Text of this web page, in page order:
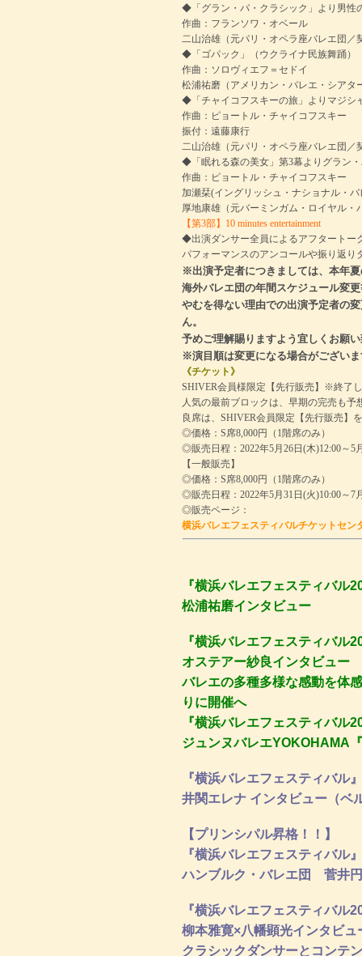
◆「グラン・パ・クラシック」より男性
作曲：フランソワ・オベール
二山治雄（元パリ・オペラ座バレエ団／
◆「ゴパック」（ウクライナ民族舞踊）
作曲：ソロヴィエフ＝セドイ
松浦祐磨（アメリカン・バレエ・シアタ
◆「チャイコフスキーの旅」よりマジシ
作曲：ピョートル・チャイコフスキー
振付：遠藤康行
二山治雄（元パリ・オペラ座バレエ団／
◆「眠れる森の美女」第3幕よりグラン
作曲：ピョートル・チャイコフスキー
加瀬栞(イングリッシュ・ナショナル・
厚地康雄（元バーミンガム・ロイヤル・
【第3部】10 minutes entertainment
◆出演ダンサー全員によるアフタートー
パフォーマンスのアンコールや振り返り
※出演予定者につきましては、本年
海外バレエ団の年間スケジュール変
やむを得ない理由での出演予定者の
ん。
予めご理解賜りますよう宜しくお願
※演目順は変更になる場合がござい
《チケット》
SHIVER会員様限定【先行販売】※終了
人気の最前ブロックは、早期の完売も予
良席は、SHIVER会員限定【先行販売】
◎価格：S席8,000円（1階席のみ）
◎販売日程：2022年5月26日(木)12:00～5
【一般販売】
◎価格：S席8,000円（1階席のみ）
◎販売日程：2022年5月31日(火)10:00～7
◎販売ページ：
横浜バレエフェスティバルチケットセン
『横浜バレエフェスティバル
松浦祐磨インタビュー
『横浜バレエフェスティバル
オステアー紗良インタビュー
バレエの多種多様な感動を体
りに開催へ
『横浜バレエフェスティバル
ジュンヌバレエYOKOHAMA
『横浜バレエフェスティバル
井関エレナ インタビュー（ベ
【プリンシパル昇格！！】
『横浜バレエフェスティバル
ハンブルク・バレエ団 菅井
『横浜バレエフェスティバル
柳本雅寛×八幡顕光インタビュ
クラシックダンサーとコンテ